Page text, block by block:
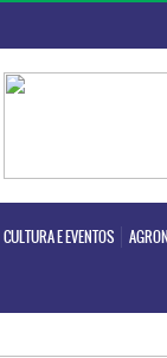
CULTURA E EVENTOS